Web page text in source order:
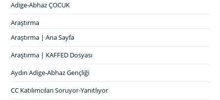
Adige-Abhaz ÇOCUK
Araştırma
Araştırma | Ana Sayfa
Araştırma | KAFFED Dosyası
Aydın Adige-Abhaz Gençliği
CC Katılımcıları Soruyor-Yanıtlıyor